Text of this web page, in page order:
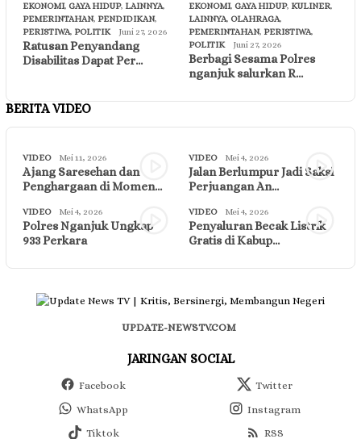
EKONOMI, GAYA HIDUP, LAINNYA,
PEMERINTAHAN, PENDIDIKAN,
PERISTIWA, POLITIK Juni 27, 2026
Ratusan Penyandang
Disabilitas Dapat Per…
EKONOMI, GAYA HIDUP, KULINER,
LAINNYA, OLAHRAGA,
PEMERINTAHAN, PERISTIWA,
POLITIK
Juni 27, 2026
Berbagi Sesama Polres
nganjuk salurkan R…
BERITA VIDEO
VIDEO Mei 11, 2026
Ajang Saresehan dan
Penghargaan di Momen…
VIDEO Mei 4, 2026
Jalan Berlumpur Jadi Saksi
Perjuangan An…
VIDEO Mei 4, 2026
Polres Nganjuk Ungkap
933 Perkara
VIDEO Mei 4, 2026
Penyaluran Becak Listrik
Gratis di Kabup…
UPDATE-NEWSTV.COM
JARINGAN SOCIAL
Facebook
Twitter
WhatsApp
Instagram
Tiktok
RSS